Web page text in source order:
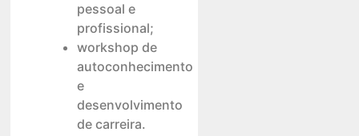
pessoal e
profissional;
workshop de
autoconhecimento
e
desenvolvimento
de carreira.